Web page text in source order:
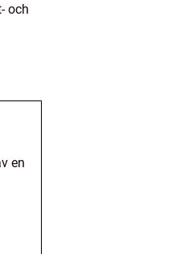
och
en